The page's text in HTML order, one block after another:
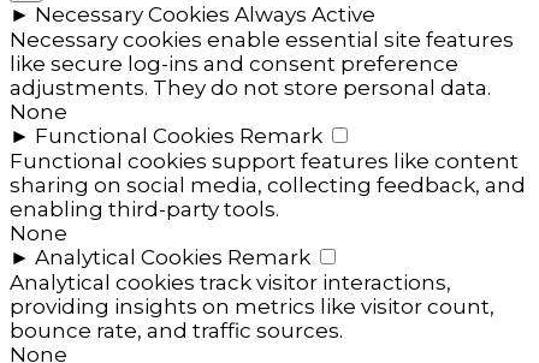
► Necessary Cookies Always Active
Necessary cookies enable essential site features
like secure log-ins and consent preference
adjustments. They do not store personal data.
None
► Functional Cookies Remark
Functional cookies support features like content
sharing on social media, collecting feedback, and
enabling third-party tools.
None
► Analytical Cookies Remark
Analytical cookies track visitor interactions,
providing insights on metrics like visitor count,
bounce rate, and traffic sources.
None